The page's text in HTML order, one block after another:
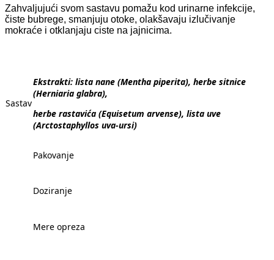
Zahvaljujući svom sastavu pomažu kod urinarne infekcije,
čiste bubrege, smanjuju otoke, olakšavaju izlučivanje
mokraće i otklanjaju ciste na jajnicima.
Sastav
Ekstrakti: lista nane (Mentha piperita), herbe sitnice
(Herniaria glabra),
herbe rastavića (Equisetum arvense), lista uve
(Arctostaphyllos uva-ursi)
Pakovanje
Doziranje
Mere opreza